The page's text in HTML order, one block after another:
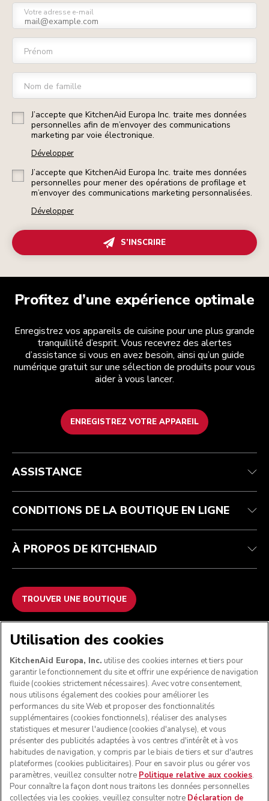
Votre adresse e-mail
Prénom
Nom de famille
J’accepte que KitchenAid Europa Inc. traite mes données
personnelles afin de m’envoyer des communications
marketing par voie électronique.
Développer
J’accepte que KitchenAid Europa Inc. traite mes données
personnelles pour mener des opérations de profilage et
m’envoyer des communications marketing personnalisées.
Développer
S’INSCRIRE
Profitez d’une expérience optimale
Enregistrez vos appareils de cuisine pour une plus grande
tranquillité d’esprit. Vous recevrez des alertes
d’assistance si vous en avez besoin, ainsi qu’un guide
numérique gratuit sur une sélection de produits pour vous
aider à vous lancer.
ENREGISTREZ VOTRE APPAREIL
Health Check
Suivez votre commande
Garantie et documents
FAQ
Conditions générales de vente
Retours et remboursements
Imprint
ODR
La marque
Trouver une boutique
ASSISTANCE
CONDITIONS DE LA BOUTIQUE EN LIGNE
À PROPOS DE KITCHENAID
TROUVER UNE BOUTIQUE
NOUS ACCEPTONS
SUIVEZ-NOUS
Utilisation des cookies
KitchenAid Europa, Inc. utilise des cookies internes et tiers pour
garantir le fonctionnement du site et offrir une expérience de navigation
fluide (cookies strictement nécessaires). Avec votre consentement,
nous utilisons également des cookies pour améliorer les
performances du site Web et proposer des fonctionnalités
supplémentaires (cookies fonctionnels), réaliser des analyses
statistiques et mesurer l'audience (cookies d'analyse), et vous
présenter des publicités adaptées à vos centres d'intérêt et à vos
habitudes de navigation, y compris par le biais de tiers et sur d'autres
plateformes (cookies publicitaires). Pour en savoir plus ou gérer vos
paramètres, veuillez consulter notre Politique relative aux cookies.
Pour connaître la façon dont nous traitons les données personnelles
collectées via les cookies, veuillez consulter notre Déclaration de